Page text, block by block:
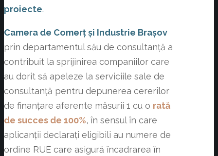
proiecte.
Camera de Comerț și Industrie Brașov
prin departamentul său de consultanță a
contribuit la sprijinirea companiilor care
au dorit să apeleze la serviciile sale de
consultanță pentru depunerea cererilor
de finanțare aferente măsurii 1 cu o rată
de succes de 100%, în sensul în care
aplicanții declarați eligibili au numere de
ordine RUE care asigură încadrarea în